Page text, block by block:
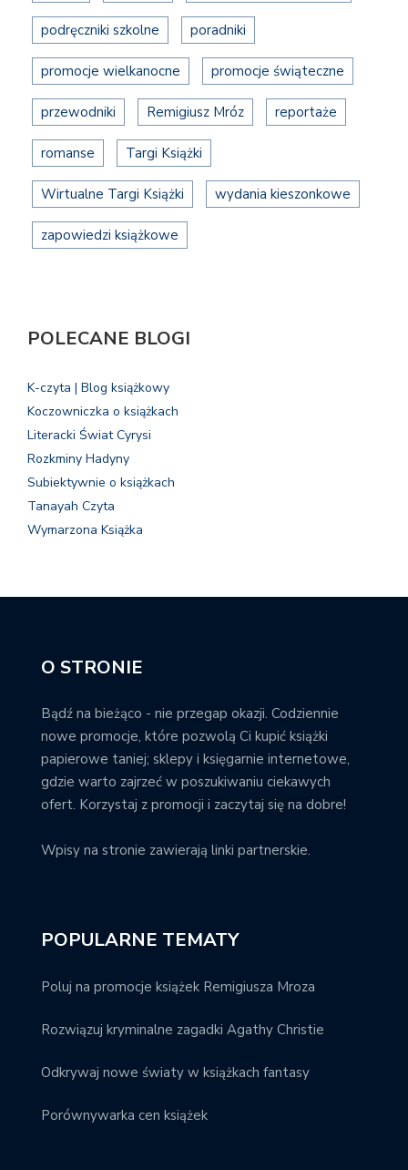
podręczniki szkolne poradniki
promocje wielkanocne promocje świąteczne
przewodniki Remigiusz Mróz reportaże
romanse Targi Książki
Wirtualne Targi Książki wydania kieszonkowe
zapowiedzi książkowe
POLECANE BLOGI
K-czyta | Blog książkowy
Koczowniczka o książkach
Literacki Świat Cyrysi
Rozkminy Hadyny
Subiektywnie o książkach
Tanayah Czyta
Wymarzona Książka
O STRONIE
Bądź na bieżąco - nie przegap okazji. Codziennie
nowe promocje, które pozwolą Ci kupić książki
papierowe taniej; sklepy i księgarnie internetowe,
gdzie warto zajrzeć w poszukiwaniu ciekawych
ofert. Korzystaj z promocji i zaczytaj się na dobre!
Wpisy na stronie zawierają linki partnerskie.
POPULARNE TEMATY
Poluj na promocje książek Remigiusza Mroza
Rozwiązuj kryminalne zagadki Agathy Christie
Odkrywaj nowe światy w książkach fantasy
Porównywarka cen książek